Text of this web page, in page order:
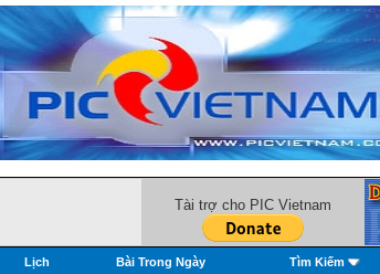
Tài trợ cho PIC Vietnam
Lịch Bài Trong Ngày Tìm Kiếm